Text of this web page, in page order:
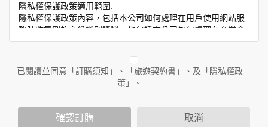
隱私權保護政策適用範圍:
隱私權保護政策內容，包括本公司如何處理在用戶使用網站服
務時收集到的身份識別資料，也包括本公司如何處理在商業合
作與本公司合作時分享的任何身份識別資料。隱私權保護政策
人員。例如您透過本公司旗下網站上的廣告廠商連結，這些置
放連結的廠商也可能蒐集您個人的資料。對於您主動提供的個
人資訊，這些廣告廠商或連結網站有其個別的隱私權保護政
您個人在本網站上的聊天室或討論區中任意公開個人資料的行
已閱讀並同意「訂購須知」、「旅遊契約書」、及「隱私權政
策」。
確認訂購 取消